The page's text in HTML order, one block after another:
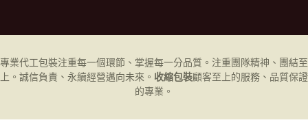
專業代工包裝注重每一個環節、掌握每一分品質。注重團隊精神、團結至
上。誠信負責、永續經營邁向未來。 收縮包裝顧客至上的服務、品質保證
的專業。